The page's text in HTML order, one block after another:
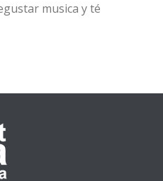
musica y té